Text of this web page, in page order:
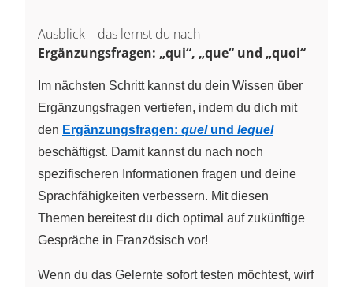
Ausblick – das lernst du nach
Ergänzungsfragen: „qui“, „que“ und „quoi“
Im nächsten Schritt kannst du dein Wissen über
Ergänzungsfragen vertiefen, indem du dich mit
den Ergänzungsfragen: quelund lequel
beschäftigst. Damit kannst du nach noch
spezifischeren Informationen fragen und deine
Sprachfähigkeiten verbessern. Mit diesen
Themen bereitest du dich optimal auf zukünftige
Gespräche in Französisch vor!
Wenn du das Gelernte sofort testen möchtest, wirf